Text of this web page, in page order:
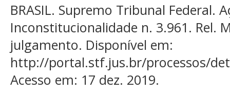
BRASIL. Supremo Tribunal Federal.
Inconstitucionalidade n. 3.961. Rel.
julgamento. Disponível em:
http://portal.stf.jus.br/processos/
Acesso em: 17 dez. 2019.